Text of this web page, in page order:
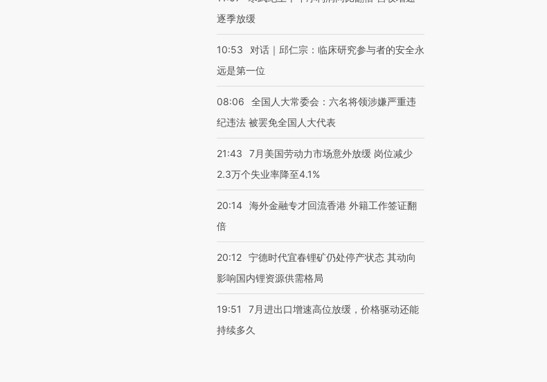
逐季放缓
10:53
对话｜邱仁宗：临床研究参与者的安全永
远是第一位
08:06
全国人大常委会：六名将领涉嫌严重违
纪违法 被罢免全国人大代表
21:43
7月美国劳动力市场意外放缓 岗位减少
2.3万个失业率降至4.1%
20:14 海外金融专才回流香港 外籍工作签证翻
倍
20:12 宁德时代宜春锂矿仍处停产状态 其动向
影响国内锂资源供需格局
19:51
7月进出口增速高位放缓，价格驱动还能
持续多久